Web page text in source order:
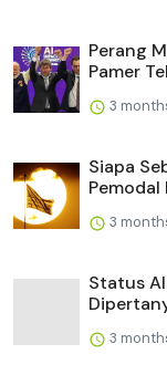
Perang
Pamer
3
Siapa
Pemodal
3
Status
3